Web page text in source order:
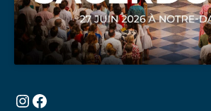
Instagram
Facebook